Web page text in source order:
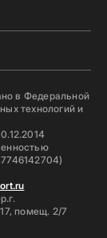
в Федеральной
технологий и
помещ. 2/7